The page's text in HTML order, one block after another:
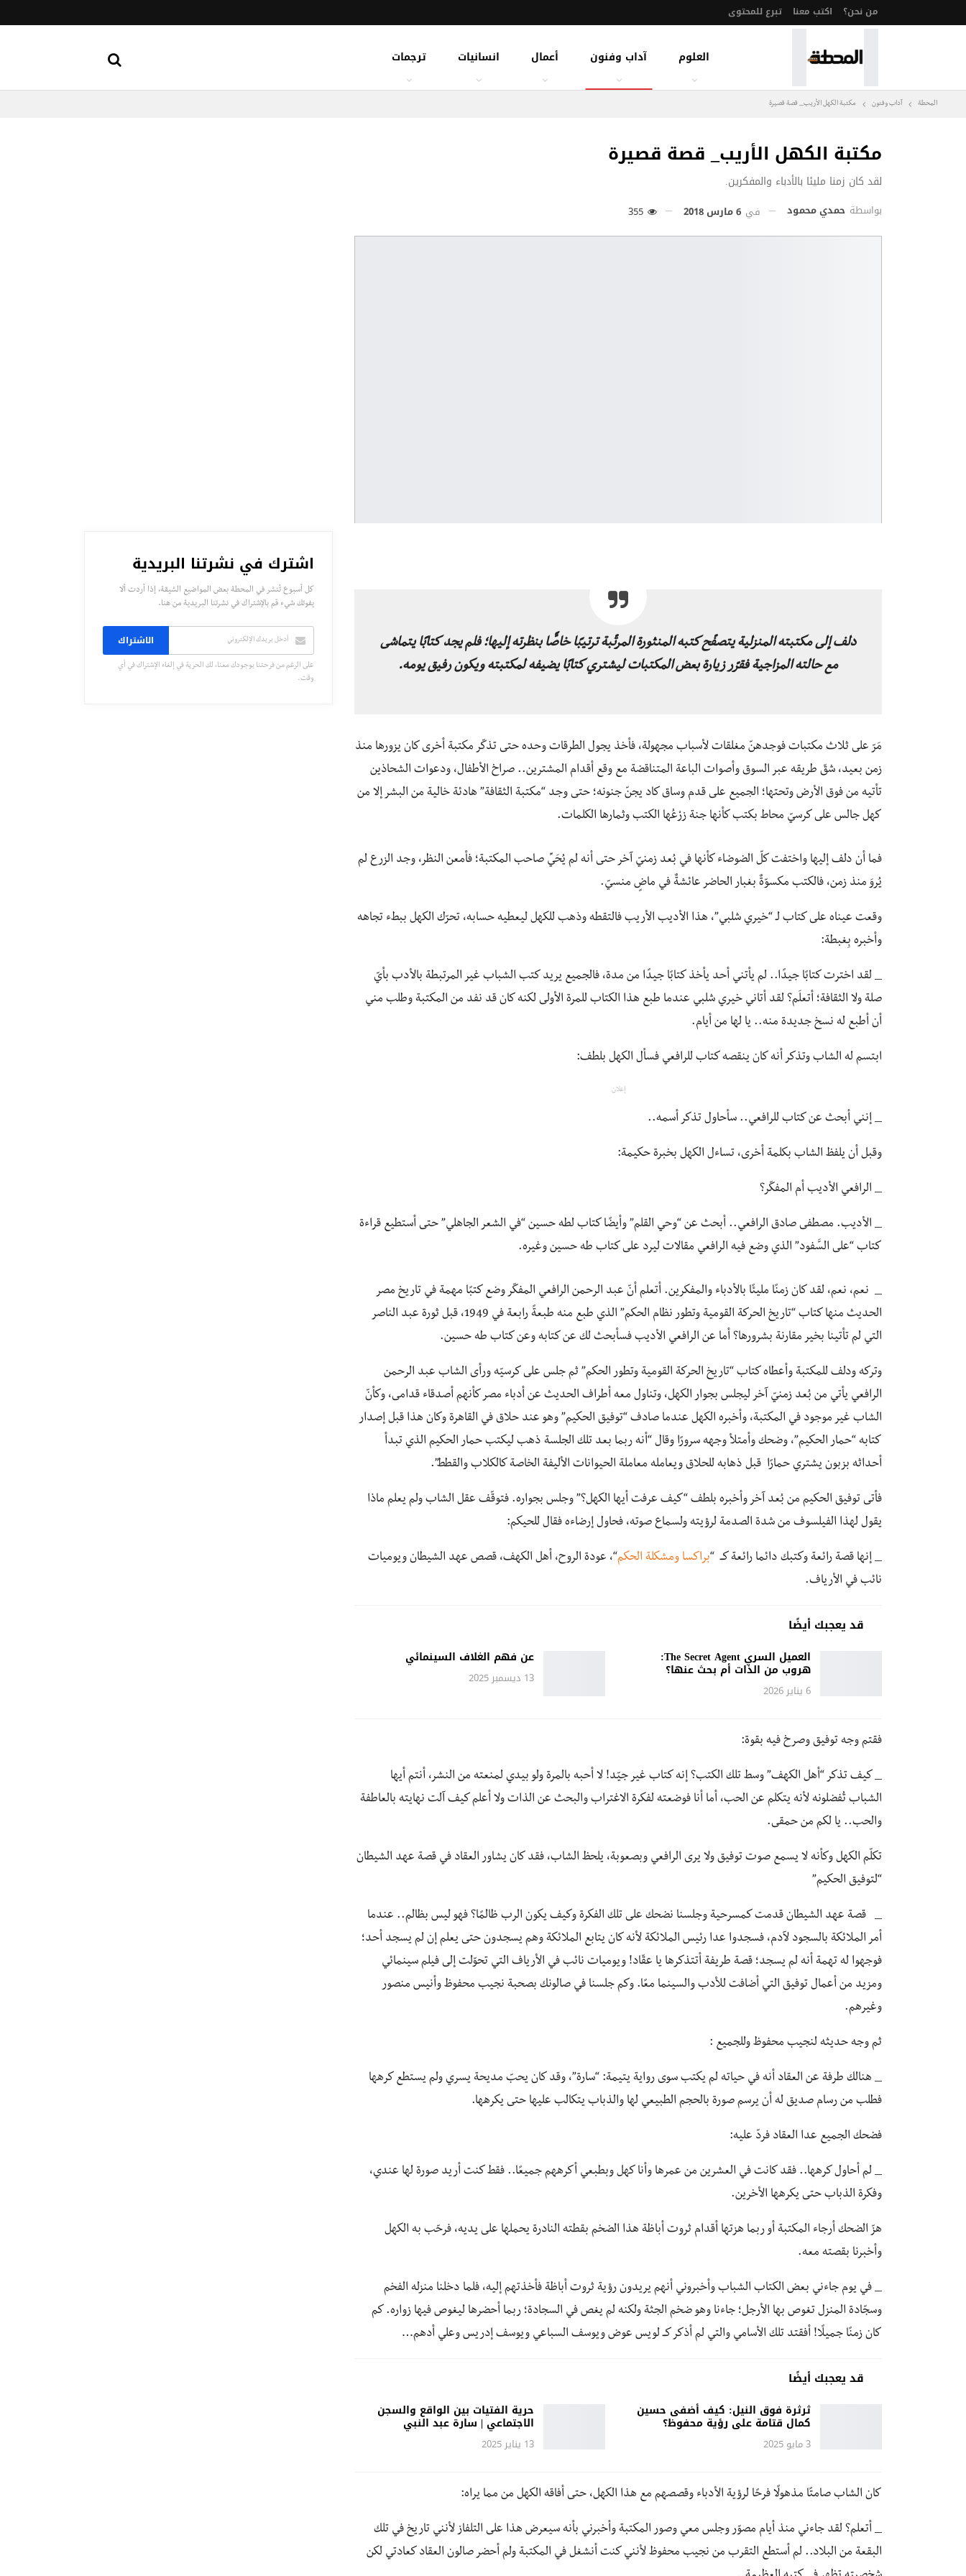
من نحن؟ اكتب معنا تبرع للمحتوى
العلوم آداب وفنون أعمال انسانيات ترجمات
المحطة آداب وفنون مكتبة الكهل الأريب_ قصة قصيرة
مكتبة الكهل الأريب_ قصة قصيرة
لقد كان زمنا مليئا بالأدباء والمفكرين.
بواسطة حمدي محمود في 6 مارس 2018
دلف إلى مكتبته المنزلية يتصفّح كتبه المنثورة المرتّبة ترتيبًا خاصًّا بنظرته إليها؛ فلم يجد كتابًا يتماشى
مع حالته المزاجية فقرّر زيارة بعض المكتبات ليشتري كتابًا يضيفه لمكتبته ويكون رفيق يومه.
مَرّ على ثلاث مكتبات فوجدهنّ مغلقات لأسباب مجهولة، فأخذ يجول الطرقات وحده حتى تذكّر مكتبة أخرى كان يزورها منذ
زمن بعيد، شقّ طريقه عبر السوق وأصوات الباعة المتناقضة مع وقع أقدام المشترين.. صراخ الأطفال، ودعوات الشحاذين
تأتيه من فوق الأرض وتحتها؛ الجميع على قدم وساق كاد يجنّ جنونه؛ حتى وجد “مكتبة الثقافة” هادئة خالية من البشر إلا من
كهل جالس على كرسيّ محاط بكتب كأنها جنة زرْعُها الكتب وثمارها الكلمات.
فما أن دلف إليها واختفت كلّ الضوضاء كأنها في بُعد زمنيّ آخر حتى أنه لم يُحَيِّ صاحب المكتبة؛ فأمعن النظر، وجد الزرع لم
يُروَ منذ زمن، فالكتب مكسوّةٌ بغبار الحاضر عائشةٌ في ماضٍ منسيّ.
وقعت عيناه على كتاب لـ “خيري شلبي”، هذا الأديب الأريب فالتقطه وذهب للكهل ليعطيه حسابه، تحرّك الكهل ببطء تجاهه
وأخبره بِغبطة:
_ لقد اخترت كتابًا جيدًا.. لم يأتني أحد يأخذ كتابًا جيدًا من مدة، فالجميع يريد كتب الشباب غير المرتبطة بالأدب بأيّ
صلة ولا الثقافة؛ أتعلَم؟ لقد أتاني خيري شلبي عندما طبع هذا الكتاب للمرة الأولى لكنه كان قد نفد من المكتبة وطلب مني
أن أطبع له نسخ جديدة منه.. يا لها من أيام.
ابتسم له الشاب وتذكر أنه كان ينقصه كتاب للرافعي فسأل الكهل بلطف:
إعلان
_ إنني أبحث عن كتاب للرافعي.. سأحاول تذكر أسمه..
وقبل أن يلفظ الشاب بكلمة أخرى، تساءل الكهل بخبرة حكيمة:
_ الرافعي الأديب أم المفكّر؟
_ الأديب. مصطفى صادق الرافعي.. أبحث عن “وحي القلم” وأيضًا كتاب لطه حسين “في الشعر الجاهلي” حتى أستطيع قراءة
كتاب “على السَّفود” الذي وضع فيه الرافعي مقالات ليرد على كتاب طه حسين وغيره.
_ نعم، نعم، لقد كان زمنًا مليئًا بالأدباء والمفكرين. أتعلم أنّ عبد الرحمن الرافعي المفكّر وضع كتبًا مهمة في تاريخ مصر
الحديث منها كتاب “تاريخ الحركة القومية وتطور نظام الحكم” الذي طبع منه طبعةً رابعة في 1949، قبل ثورة عبد الناصر
التي لم تأتينا بخير مقارنة بشرورها؟ أما عن الرافعي الأديب فسأبحث لك عن كتابه وعن كتاب طه حسين.
وتركه ودلف للمكتبة وأعطاه كتاب “تاريخ الحركة القومية وتطور الحكم” ثم جلس على كرسيّه ورأى الشاب عبد الرحمن
الرافعي يأتي من بُعد زمنيّ آخر ليجلس بجوار الكهل، وتناول معه أطراف الحديث عن أدباء مصر كأنهم أصدقاء قدامى، وكأنّ
الشاب غير موجود في المكتبة، وأخبره الكهل عندما صادف “توفيق الحكيم” وهو عند حلاق في القاهرة وكان هذا قبل إصدار
كتابه “حمار الحكيم”، وضحك وأمتلأ وجهه سرورًا وقال “أنه ربما بعد تلك الجلسة ذهب ليكتب حمار الحكيم الذي تبدأ
أحداثه بزبون يشتري حمارًا قبل ذهابه للحلاق ويعامله معاملة الحيوانات الأليفة الخاصة كالكلاب والقطط”.
فأتى توفيق الحكيم من بُعد آخر وأخبره بلطف “كيف عرفت أيها الكهل؟” وجلس بجواره. فتوقّف عقل الشاب ولم يعلم ماذا
يقول لهذا الفيلسوف من شدة الصدمة لرؤيته ولسماع صوته، فحاول إرضاءه فقال للحيكم:
_ إنها قصة رائعة وكتبك دائما رائعة كــ “براكسا ومشكلة الحكم“، عودة الروح، أهل الكهف، قصص عهد الشيطان ويوميات
نائب في الأرياف.
قد يعجبك أيضًا
العميل السري The Secret Agent:
هروب من الذات أم بحث عنها؟
6 يناير 2026
عن فهم الغلاف السينمائي
13 ديسمبر 2025
فقتم وجه توفيق وصرخ فيه بقوة:
_ كيف تذكر “أهل الكهف” وسط تلك الكتب؟ إنه كتاب غير جيّد! لا أحبه بالمرة ولو بيدي لمنعته من النشر، أنتم أيها
الشباب تُفضلونه لأنه يتكلم عن الحب، أما أنا فوضعته لفكرة الاغتراب والبحث عن الذات ولا أعلم كيف آلت نهايته بالعاطفة
والحب.. يا لكم من حمقى.
تكلّم الكهل وكأنه لا يسمع صوت توفيق ولا يرى الرافعي وبصعوبة، يلحظ الشاب، فقد كان يشاور العقاد في قصة عهد الشيطان
“لتوفيق الحكيم”
_ قصة عهد الشيطان قدمت كمسرحية وجلسنا نضحك على تلك الفكرة وكيف يكون الرب ظالمًا؟ فهو ليس بظالم.. عندما
أمر الملائكة بالسجود لآدم، فسجدوا عدا رئيس الملائكة لأنه كان يتابع الملائكة وهم يسجدون حتى يعلم إن لم يسجد أحد؛
فوجهوا له تهمة أنه لم يسجد؛ قصة طريفة أتتذكرها يا عقّاد! ويوميات نائب في الأرياف التي تحوّلت إلى فيلم سينمائي
ومزيد من أعمال توفيق التي أضافت للأدب والسينما معًا. وكم جلسنا في صالونك بصحبة نجيب محفوظ وأنيس منصور
وغيرهم.
ثم وجه حديثه لنجيب محفوظ وللجميع :
_ هنالك طرفة عن العقاد أنه في حياته لم يكتب سوى رواية يتيمة: “سارة”، وقد كان يحبّ مديحة يسري ولم يستطع كرهها
فطلب من رسام صديق له أن يرسم صورة بالحجم الطبيعي لها والذباب يتكالب عليها حتى يكرهها.
فضحك الجميع عدا العقاد فردّ عليه:
_ لم أحاول كرهها.. فقد كانت في العشرين من عمرها وأنا كهل وبطبعي أكرههم جميعًا.. فقط كنت أريد صورة لها عندي،
وفكرة الذباب حتى يكرهها الأخرين.
هزّ الضحك أرجاء المكتبة أو ربما هزتها أقدام ثروت أباظة هذا الضخم بقطته النادرة يحملها على يديه، فرحّب به الكهل
وأخبرنا بقصته معه.
_ في يوم جاءني بعض الكتاب الشباب وأخبروني أنهم يريدون رؤية ثروت أباظة فأخذتهم إليه، فلما دخلنا منزله الفخم
وسجّادة المنزل تغوص بها الأرجل؛ جاءنا وهو ضخم الجثة ولكنه لم يغص في السجادة؛ ربما أحضرها ليغوص فيها زواره. كم
كان زمنًا جميلًا! أفقتد تلك الأسامي والتي لم أذكر كــ لويس عوض ويوسف السباعي ويوسف إدريس وعلي أدهم…
قد يعجبك أيضًا
ثرثرة فوق النيل: كيف أضفى حسين
كمال قتامة على رؤية محفوظ؟
3 مايو 2025
حرية الفتيات بين الواقع والسجن
الاجتماعي | سارة عبد النبي
13 يناير 2025
كان الشاب صامتًا مذهولًا فرحًا لرؤية الأدباء وقصصهم مع هذا الكهل، حتى أفاقه الكهل من مما يراه:
_ أتعلم؟ لقد جاءني منذ أيام مصوّر وجلس معي وصور المكتبة وأخبرني بأنه سيعرض هذا على التلفاز لأنني تاريخ في تلك
البقعة من البلاد.. لم أستطع التقرب من نجيب محفوظ لأنني كنت أنشغل في المكتبة ولم أحضر صالون العقاد كعادتي لكن
اشترك في نشرتنا البريدية
كل أسبوع تُنشر في المحطة بعض المواضيع الشيقة، إذا أردت ألا
يفوتك شيء قم بالإشتراك في نشرتنا البريدية من هنا.
الاشتراك
على الرغم من فرحتنا بوجودك معنا، لك الحرية في إلغاء الإشتراك في أي
وقت.